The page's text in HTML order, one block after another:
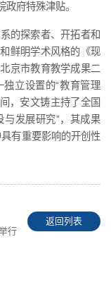
府特殊津贴。
的探索者、开拓者和
鲜明学术风格的《现
京市教育教学成果二
立设置的“教育管理
， 安文铸主持了全国
与发展研究”，其成果
具有重要影响的开创性
行
返回列表